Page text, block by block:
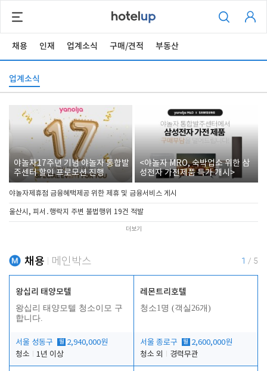
채용 인재 업계소식 구매/견적 부동산
업계소식
야놀자17주년 기념 야놀자 통합발
주센터 할인 프로모션 진행
<야놀자 MRO, 숙박업소 위한 삼
성전자 가전제품 특가 개시>
야놀자제휴점 금융혜택제공 위한 제휴 및 금융서비스 게시
울산시, 피서․행락지 주변 불법행위 19건 적발
더보기
채용 메인박스 1 / 5
왕십리 태양모텔
왕십리 태양모텔 청소이모 구
합니다.
서울 성동구 월 2,940,000원
청소
1년 이상
레몬트리호텔
청소1명 (객실26개)
서울 종로구 월 2,600,000원
청소 외
경력무관